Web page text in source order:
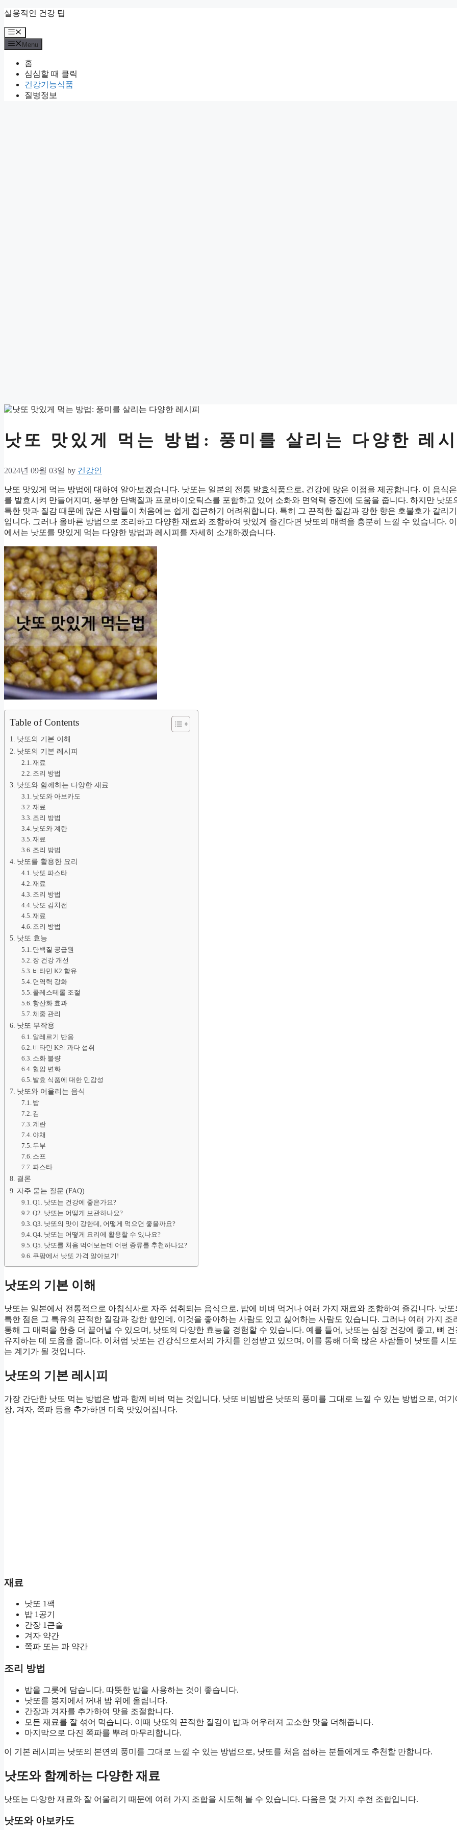
Skip
content
실용적인 건강 팁
Menu
Menu
홈
심심할 때 클릭
건강기능식품
질병정보
낫또 맛있게 먹는 방법: 풍미를 살리는 다양한 레
2024년 09월 03일 by 건강인
낫또 맛있게 먹는 방법에 대하여 알아보겠습니다. 낫또는 일본의 전통 발효식품으로, 건강에 많은 이점을 제공합니다. 이 음식
를 발효시켜 만들어지며, 풍부한 단백질과 프로바이오틱스를 포함하고 있어 소화와 면역력 증진에 도움을 줍니다. 하지만 낫또
특한 맛과 질감 때문에 많은 사람들이 처음에는 쉽게 접근하기 어려워합니다. 특히 그 끈적한 질감과 강한 향은 호불호가 갈리
입니다. 그러나 올바른 방법으로 조리하고 다양한 재료와 조합하여 맛있게 즐긴다면 낫또의 매력을 충분히 느낄 수 있습니다.
에서는 낫또를 맛있게 먹는 다양한 방법과 레시피를 자세히 소개하겠습니다.
Table of Contents
낫또의 기본 이해
낫또의 기본 레시피
재료
조리 방법
낫또와 함께하는 다양한 재료
낫또와 아보카도
재료
조리 방법
낫또와 계란
재료
조리 방법
낫또를 활용한 요리
낫또 파스타
재료
조리 방법
낫또 김치전
재료
조리 방법
낫또 효능
단백질 공급원
장 건강 개선
비타민 K2 함유
면역력 강화
콜레스테롤 조절
항산화 효과
체중 관리
낫또 부작용
알레르기 반응
비타민 K의 과다 섭취
소화 불량
혈압 변화
발효 식품에 대한 민감성
낫또와 어울리는 음식
밥
김
계란
야채
두부
스프
파스타
결론
자주 묻는 질문 (FAQ)
Q1. 낫또는 건강에 좋은가요?
Q2. 낫또는 어떻게 보관하나요?
Q3. 낫또의 맛이 강한데, 어떻게 먹으면 좋을까요?
Q4. 낫또는 어떻게 요리에 활용할 수 있나요?
Q5. 낫또를 처음 먹어보는데 어떤 종류를 추천하나요?
쿠팡에서 낫또 가격 알아보기!
낫또의 기본 이해
낫또는 일본에서 전통적으로 아침식사로 자주 섭취되는 음식으로, 밥에 비벼 먹거나 여러 가지 재료와 조합하여 즐깁니다. 낫또
특한 점은 그 특유의 끈적한 질감과 강한 향인데, 이것을 좋아하는 사람도 있고 싫어하는 사람도 있습니다. 그러나 여러 가지 조
통해 그 매력을 한층 더 끌어낼 수 있으며, 낫또의 다양한 효능을 경험할 수 있습니다. 예를 들어, 낫또는 심장 건강에 좋고, 뼈 건
유지하는 데 도움을 줍니다. 이처럼 낫또는 건강식으로서의 가치를 인정받고 있으며, 이를 통해 더욱 많은 사람들이 낫또를 시
는 계기가 될 것입니다.
낫또의 기본 레시피
가장 간단한 낫또 먹는 방법은 밥과 함께 비벼 먹는 것입니다. 낫또 비빔밥은 낫또의 풍미를 그대로 느낄 수 있는 방법으로, 여기
장, 겨자, 쪽파 등을 추가하면 더욱 맛있어집니다.
재료
낫또 1팩
밥 1공기
간장 1큰술
겨자 약간
쪽파 또는 파 약간
조리 방법
밥을 그릇에 담습니다. 따뜻한 밥을 사용하는 것이 좋습니다.
낫또를 봉지에서 꺼내 밥 위에 올립니다.
간장과 겨자를 추가하여 맛을 조절합니다.
모든 재료를 잘 섞어 먹습니다. 이때 낫또의 끈적한 질감이 밥과 어우러져 고소한 맛을 더해줍니다.
마지막으로 다진 쪽파를 뿌려 마무리합니다.
이 기본 레시피는 낫또의 본연의 풍미를 그대로 느낄 수 있는 방법으로, 낫또를 처음 접하는 분들에게도 추천할 만합니다.
낫또와 함께하는 다양한 재료
낫또는 다양한 재료와 잘 어울리기 때문에 여러 가지 조합을 시도해 볼 수 있습니다. 다음은 몇 가지 추천 조합입니다.
낫또와 아보카도